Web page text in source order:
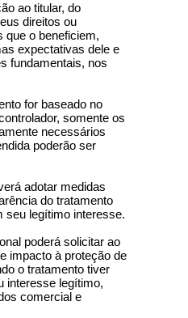
ao titular, do
direitos ou
que o beneficiem,
expectativas dele e
fundamentais, nos
for baseado no
somente os
necessários
poderão ser
adotar medidas
do tratamento
seu legítimo interesse.
poderá solicitar ao
impacto à proteção de
o tratamento tiver
interesse legítimo,
comercial e